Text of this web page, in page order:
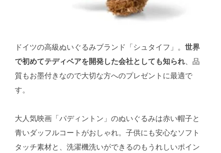
ドイツの高級ぬいぐるみブランド「シュタイフ」。 世界
で初めてテディベアを開発した会社としても知られ、品
質もお墨付きなので大切な方へのプレゼントに最適で
す。
大人気映画「パディントン」のぬいぐるみは赤い帽子と
青いダッフルコートがおしゃれ。子供にも安心なソフト
タッチ素材と、洗濯機洗いができるのもうれしいポイン